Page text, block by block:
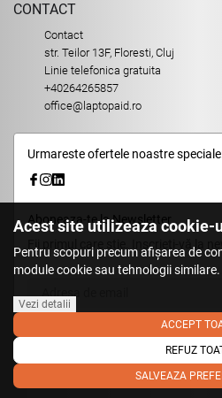
CONTACT
Contact
str. Teilor 13F, Floresti, Cluj
Linie telefonica gratuita
+40264265857
office@laptopaid.ro
Urmareste ofertele noastre
Aboneaza-te la Newsletter
Fii primul care stie. Inscrieti-vă la
© 2026,
Acest site utilizeaza cookie-
Pentru scopuri precum afișarea de
module cookie sau tehnologii
tehnologii similare. Află in sectiunea
despre cookie-uri, inclusiv despre
Vezi detalii
ACCEPT
REFUZ
SALVEAZA